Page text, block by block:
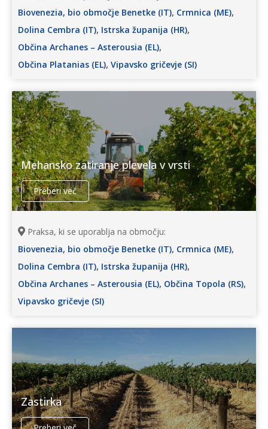
Biovenezia, bio območje Benetke (IT), Crmnica (ME),
Dolina Cembra (IT), Istrska županija (HR),
Občina Archanes – Asterousia (EL),
Občina Platanias (EL), Vipavsko gričevje (SI)
Mehansko zatiranje plevela v vrsti
Preberi več
Praksa, ki se uporablja na območju:
Biovenezia, bio območje Benetke (IT), Crmnica (ME),
Dolina Cembra (IT), Istrska županija (HR),
Občina Archanes – Asterousia (EL), Občina Topola (RS),
Vipavsko gričevje (SI)
Zastirka